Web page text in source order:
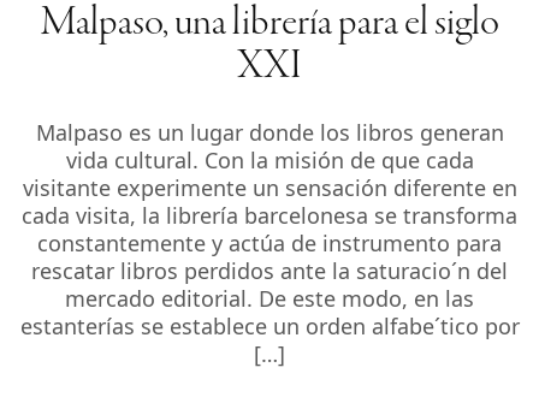
Malpaso, una librería para el siglo
XXI
Malpaso es un lugar donde los libros generan
vida cultural. Con la misión de que cada
visitante experimente un sensación diferente en
cada visita, la librería barcelonesa se transforma
constantemente y actúa de instrumento para
rescatar libros perdidos ante la saturacio´n del
mercado editorial. De este modo, en las
estanterías se establece un orden alfabe´tico por
[…]